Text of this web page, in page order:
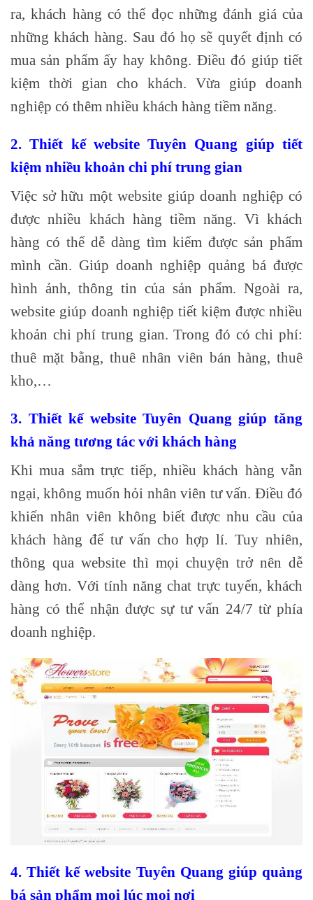
ra, khách hàng có thể đọc những đánh giá của
những khách hàng. Sau đó họ sẽ quyết định có
mua sản phẩm ấy hay không. Điều đó giúp tiết
kiệm thời gian cho khách. Vừa giúp doanh
nghiệp có thêm nhiều khách hàng tiềm năng.
2. Thiết kế website Tuyên Quang giúp tiết
kiệm nhiều khoản chi phí trung gian
Việc sở hữu một website giúp doanh nghiệp có
được nhiều khách hàng tiềm năng. Vì khách
hàng có thể dễ dàng tìm kiếm được sản phẩm
mình cần. Giúp doanh nghiệp quảng bá được
hình ảnh, thông tin của sản phẩm. Ngoài ra,
website giúp doanh nghiệp tiết kiệm được nhiều
khoản chi phí trung gian. Trong đó có chi phí:
thuê mặt bằng, thuê nhân viên bán hàng, thuê
kho,…
3. Thiết kế website Tuyên Quang giúp tăng
khả năng tương tác với khách hàng
Khi mua sắm trực tiếp, nhiều khách hàng vẫn
ngại, không muốn hỏi nhân viên tư vấn. Điều đó
khiến nhân viên không biết được nhu cầu của
khách hàng để tư vấn cho hợp lí. Tuy nhiên,
thông qua website thì mọi chuyện trở nên dễ
dàng hơn. Với tính năng chat trực tuyến, khách
hàng có thể nhận được sự tư vấn 24/7 từ phía
doanh nghiệp.
4. Thiết kế website Tuyên Quang giúp quảng
bá sản phẩm mọi lúc mọi nơi